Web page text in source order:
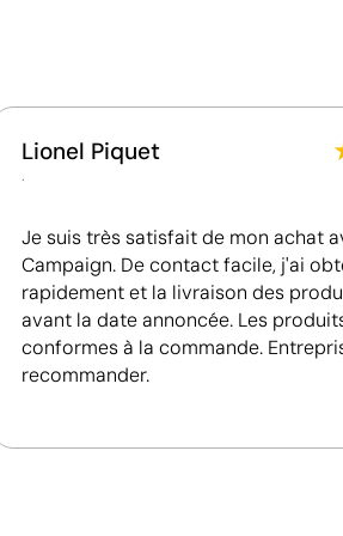
Impression de petits détails
La tampographie transfère
Bronze, se situant parmi les 35 %
entreprises en matière de
Lionel Piquet
.
Je suis très satisfait de mon achat
Campaign. De contact facile, j'ai
rapidement et la livraison des
avant la date annoncée. Les
conformes à la commande.
recommander.